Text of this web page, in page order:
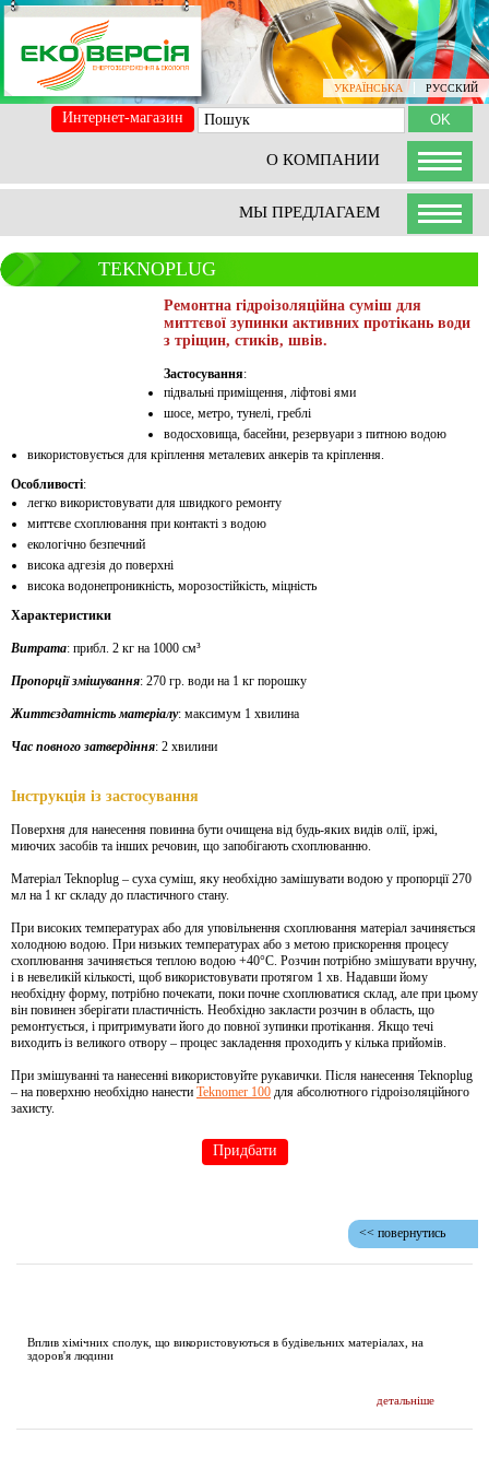
УКРАЇНСЬКА РУССКИЙ
О КОМПАНИИ
Интернет-магазин
МЫ ПРЕДЛАГАЕМ
TEKNOPLUG
Ремонтна гідроізоляційна суміш для
миттєвої зупинки активних протікань води
з тріщин, стиків, швів.
Застосування:
підвальні приміщення, ліфтові ями
шосе, метро, ​​тунелі, греблі
водосховища, басейни, резервуари з питною водою
використовується для кріплення металевих анкерів та кріплення.
Особливості:
легко використовувати для швидкого ремонту
миттєве схоплювання при контакті з водою
екологічно безпечний
висока адгезія до поверхні
висока водонепроникність, морозостійкість, міцність
Характеристики
Витрата: прибл. 2 кг на 1000 см³
Пропорції змішування: 270 гр. води на 1 кг порошку
Життєздатність матеріалу: максимум 1 хвилина
Час повного затвердіння: 2 хвилини
Інструкція із застосування
Поверхня для нанесення повинна бути очищена від будь-яких видів олії, іржі,
миючих засобів та інших речовин, що запобігають схоплюванню.
Матеріал Teknoplug – суха суміш, яку необхідно замішувати водою у пропорції 270
мл на 1 кг складу до пластичного стану.
При високих температурах або для уповільнення схоплювання матеріал зачиняється
холодною водою. При низьких температурах або з метою прискорення процесу
схоплювання зачиняється теплою водою +40°С. Розчин потрібно змішувати вручну,
і в невеликій кількості, щоб використовувати протягом 1 хв. Надавши йому
необхідну форму, потрібно почекати, поки почне схоплюватися склад, але при цьому
він повинен зберігати пластичність. Необхідно закласти розчин в область, що
ремонтується, і притримувати його до повної зупинки протікання. Якщо течі
виходить із великого отвору – процес закладення проходить у кілька прийомів.
При змішуванні та нанесенні використовуйте рукавички. Після нанесення Teknoplug
– на поверхню необхідно нанести Teknomer 100 для абсолютного гідроізоляційного
захисту.
Придбати
<< повернутись
Вплив хімічних сполук, що використовуються в будівельних матеріалах, на
здоров'я людини
детальніше